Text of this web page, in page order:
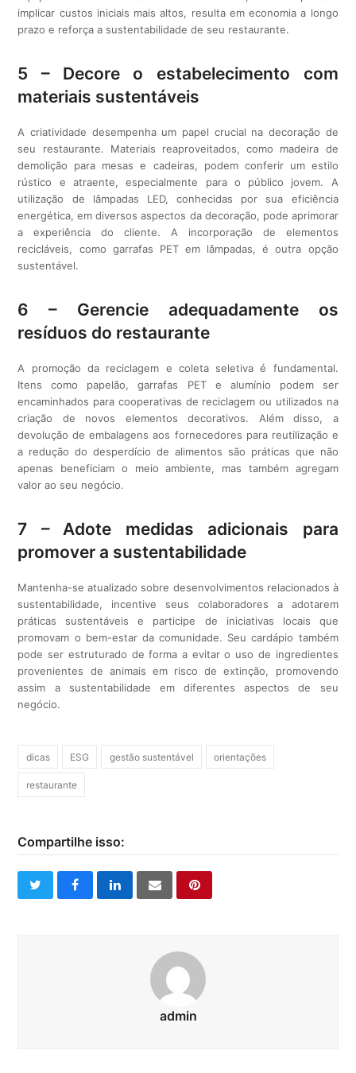
implicar custos iniciais mais altos, resulta em economia a longo
prazo e reforça a sustentabilidade de seu restaurante.
5 – Decore o estabelecimento com
materiais sustentáveis
A criatividade desempenha um papel crucial na decoração de
seu restaurante. Materiais reaproveitados, como madeira de
demolição para mesas e cadeiras, podem conferir um estilo
rústico e atraente, especialmente para o público jovem. A
utilização de lâmpadas LED, conhecidas por sua eficiência
energética, em diversos aspectos da decoração, pode aprimorar
a experiência do cliente. A incorporação de elementos
recicláveis, como garrafas PET em lâmpadas, é outra opção
sustentável.
6 – Gerencie adequadamente os
resíduos do restaurante
A promoção da reciclagem e coleta seletiva é fundamental.
Itens como papelão, garrafas PET e alumínio podem ser
encaminhados para cooperativas de reciclagem ou utilizados na
criação de novos elementos decorativos. Além disso, a
devolução de embalagens aos fornecedores para reutilização e
a redução do desperdício de alimentos são práticas que não
apenas beneficiam o meio ambiente, mas também agregam
valor ao seu negócio.
7 – Adote medidas adicionais para
promover a sustentabilidade
Mantenha-se atualizado sobre desenvolvimentos relacionados à
sustentabilidade, incentive seus colaboradores a adotarem
práticas sustentáveis e participe de iniciativas locais que
promovam o bem-estar da comunidade. Seu cardápio também
pode ser estruturado de forma a evitar o uso de ingredientes
provenientes de animais em risco de extinção, promovendo
assim a sustentabilidade em diferentes aspectos de seu
negócio.
dicas ESG gestão sustentável orientações
restaurante
Compartilhe isso:
twitterfacebooklinkedinemail pinterest
admin